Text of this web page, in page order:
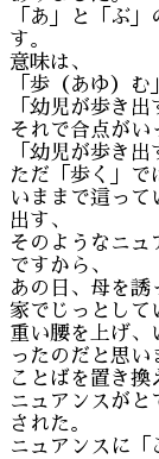
「あ」と「ぶ
す。
意味は、
「歩（あゆ）む
「幼児が歩き
それで合点がい
「幼児が歩き出
ただ「歩く」で
いままで這って
出す、
そのようなニュ
ですから、
あの日、母を誘
家でじっとして
重い腰を上げ、
ったのだと思い
ことばを置き換
ニュアンスがと
された。
ニュアンスに「